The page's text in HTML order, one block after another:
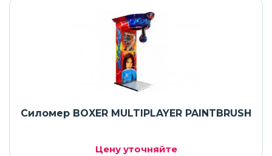
Силомер BOXER MULTIPLAYER PAINTBRUSH
Цену уточняйте